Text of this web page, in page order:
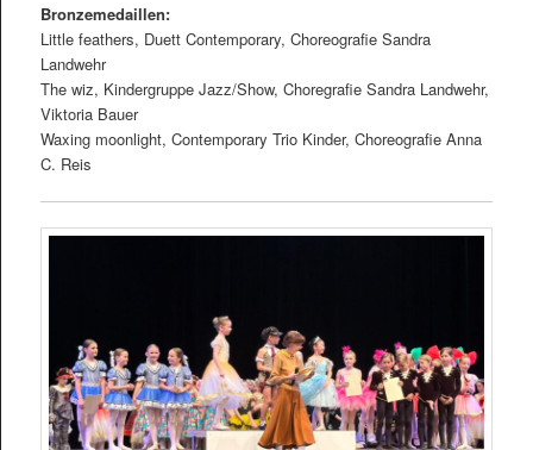
Bronzemedaillen:
Little feathers, Duett Contemporary, Choreograﬁe Sandra
Landwehr
The wiz, Kindergruppe Jazz/Show, Choregraﬁe Sandra Landwehr,
Viktoria Bauer
Waxing moonlight, Contemporary Trio Kinder, Choreograﬁe Anna
C. Reis